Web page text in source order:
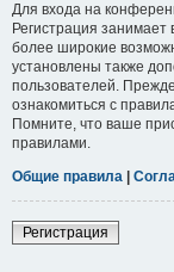
Для входа на
Регистрация занимает
более широкие
установлены также
пользователей.
ознакомиться с
Помните, что ваше
правилами.
Общие правила
Регистрация